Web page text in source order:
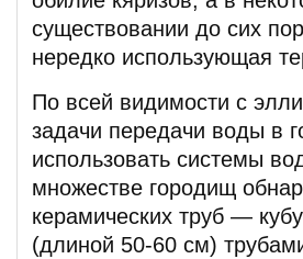
существовании до сих
нередко использующая
По всей видимости с
задачи передачи воды в
использовать системы
множестве городищ
керамических труб —
(длиной 50-60 см)